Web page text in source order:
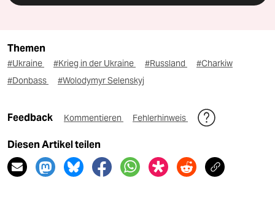
Themen
#Ukraine #Krieg in der Ukraine #Russland
#Charkiw
#Donbass
#Wolodymyr Selenskyj
Feedback Kommentieren Fehlerhinweis
Diesen Artikel teilen